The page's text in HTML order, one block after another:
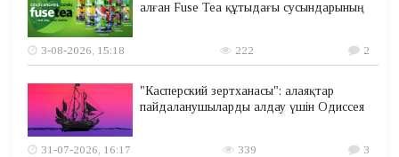
алған Fuse Tea құтыдағы сусындарының
3-08-2026, 15:18 222 2
"Касперский зертханасы": алаяқтар
пайдаланушыларды алдау үшін Одиссея
31-07-2026, 16:17 339 3